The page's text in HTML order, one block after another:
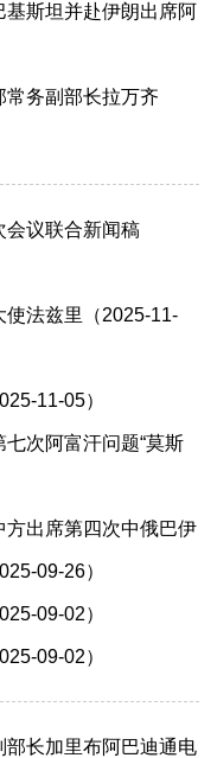
斯坦并赴伊朗出席阿
务副部长拉万齐
会议联合新闻稿
法兹里（2025-11-
11-05）
次阿富汗问题“莫斯
出席第四次中俄巴伊
09-26）
09-02）
09-02）
长加里布阿巴迪通电